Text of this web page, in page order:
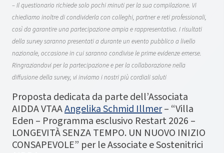
– Il questionario richiede solo pochi minuti per la sua compilazione. Vi
chiediamo inoltre di condividerla con colleghi, partner e reti professionali,
così da garantire una partecipazione ampia e rappresentativa. I risultati
della survey saranno presentati a durante un evento pubblico a livello
nazionale, occasione in cui saranno condivise le prime evidenze emerse.
Ringraziandovi per la partecipazione e per la collaborazione nella
diffusione della survey, vi inviamo i nostri più cordiali saluti
Proposta dedicata da parte dell’Associata
AIDDA VTAAAngelika Schmid Illmer– “Villa
Eden – Programma esclusivo Restart 2026 –
LONGEVITÀ SENZA TEMPO. UN NUOVO INIZIO
CONSAPEVOLE” per le Associate e Sostenitrici